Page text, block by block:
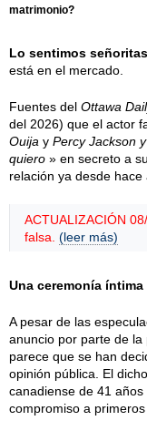
matrimonio?
Lo sentimos
está en el mercado.
Fuentes del Ottawa
del 2026) que el actor
Ouija y Percy Jackson
quiero » en secreto a
relación ya desde hace
ACTUALIZACIÓN
falsa. (leer más)
Una ceremonía
A pesar de las
anuncio por parte de
parece que se han
opinión pública. El
canadiense de 41
compromiso a primeros